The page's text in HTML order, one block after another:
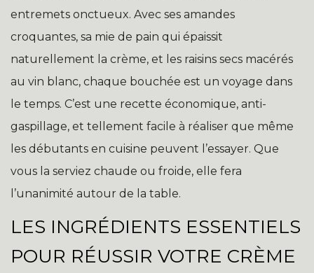
entremets onctueux. Avec ses amandes
croquantes, sa mie de pain qui épaissit
naturellement la crème, et les raisins secs macérés
au vin blanc, chaque bouchée est un voyage dans
le temps. C’est une recette économique, anti-
gaspillage, et tellement facile à réaliser que même
les débutants en cuisine peuvent l’essayer. Que
vous la serviez chaude ou froide, elle fera
l’unanimité autour de la table.
LES INGRÉDIENTS ESSENTIELS
POUR RÉUSSIR VOTRE CRÈME